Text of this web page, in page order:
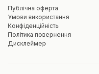
Відкрити PDF
Публічна оферта
Умови використання
Конфіденційність
Політика повернення
Дисклеймер